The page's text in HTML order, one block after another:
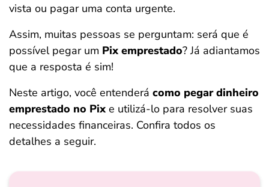
vista ou pagar uma conta urgente.
Assim, muitas pessoas se perguntam: será que é
possível pegar um Pix emprestado? Já adiantamos
que a resposta é sim!
Neste artigo, você entenderá como pegar dinheiro
emprestado no Pix​ e utilizá-lo para resolver suas
necessidades financeiras. Confira todos os
detalhes a seguir.